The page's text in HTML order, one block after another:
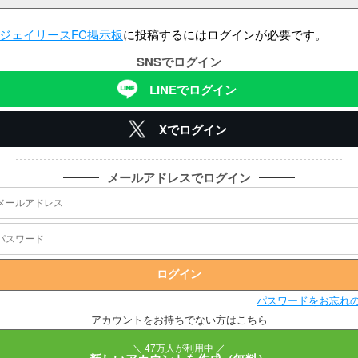
ェイリースFC掲示板に投稿するにはログインが必要です。
SNSでログイン
LINEでログイン
Xでログイン
メールアドレスでログイン
パスワードをお忘れ
アカウントをお持ちでない方はこちら
＼ 47万人が利用中 ／